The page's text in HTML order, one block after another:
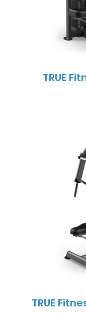
TRUE
TRUE